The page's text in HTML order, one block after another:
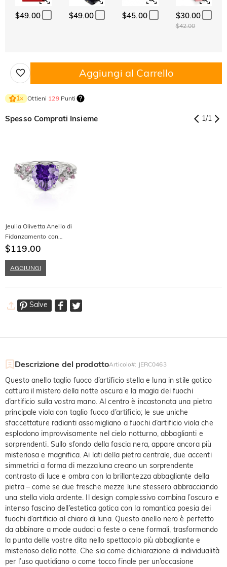
$49.00 $49.00 $45.00 $30.00
$42.00
Aggiungi al Carrello
1× Ottieni 129Punti
Spesso Comprati Insieme 1/1
Jeulia Olivetta Anello di
Fidanzamento con
Grappolo a Cuore e Taglio
$119.00
AGGIUNGI
Salve
Descrizione del prodottoArticolo#: JERC0463
Questo anello taglio fuoco d’artificio stella e luna in stile gotico
cattura il mistero della notte oscura e la magia dei fuochi
d’artificio sulla vostra mano. Al centro è incastonata una pietra
principale viola con taglio fuoco d’artificio; le sue uniche
sfaccettature radianti assomigliano a fuochi d’artificio viola che
esplodono improvvisamente nel cielo notturno, abbaglianti e
sorprendenti. Sullo sfondo della fascia nera, appare ancora più
misteriosa e magnifica. Ai lati della pietra centrale, due accenti
simmetrici a forma di mezzaluna creano un sorprendente
contrasto di luce e ombra con la brillantezza abbagliante della
pietra – come se due fresche mezze lune stessero abbracciando
una stella viola ardente. Il design complessivo combina l’oscuro e
intenso fascino dell’estetica gotica con la romantica poesia dei
fuochi d’artificio al chiaro di luna. Questo anello nero è perfetto
da abbinare a mode audaci a feste o cene formali, trasformando
la punta delle vostre dita nello spettacolo più abbagliante e
misterioso della notte. Che sia come dichiarazione di individualità
per l’uso quotidiano o come tocco finale per un’occasione